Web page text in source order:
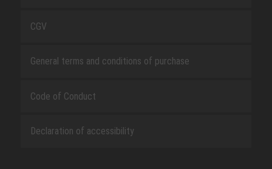
CGV
General terms and conditions of purchase
Code of Conduct
Declaration of accessibility